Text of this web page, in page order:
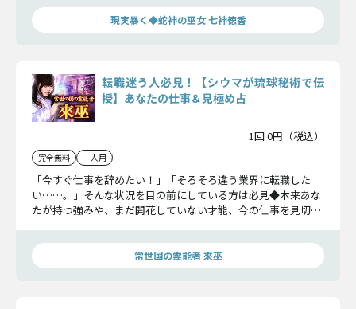
ただきます！
現実暴く◆蛇神の巫女 七神徳香
転職迷う人必見！【シウマが琉球秘術で伝
授】あなたの仕事＆見極め占
1回 0円（税込）
完全無料 一人用
「今すぐ仕事を辞めたい！」「そろそろ違う業界に転職した
い……。」そんな状況を目の前にしている方は必見◆本来あな
たが持つ強みや、まだ開花していない才能、今の仕事を見切る
ただきます！
常世国の霊能者 來巫